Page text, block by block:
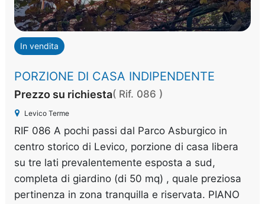
In vendita
PORZIONE DI CASA INDIPENDENTE
Prezzo su richiesta( Rif. 086 )
Levico Terme
RIF 086 A pochi passi dal Parco Asburgico in
centro storico di Levico, porzione di casa libera
su tre lati prevalentemente esposta a sud,
completa di giardino (di 50 mq) , quale preziosa
pertinenza in zona tranquilla e riservata. PIANO